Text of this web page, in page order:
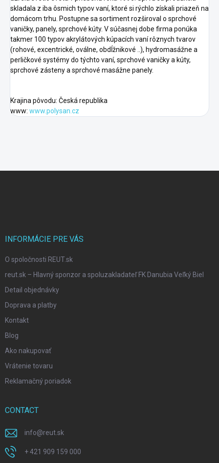
skladala z iba ôsmich typov vaní, ktoré si rýchlo získali priazeň na
domácom trhu. Postupne sa sortiment rozširoval o sprchové
vaničky, panely, sprchové kúty. V súčasnej dobe firma ponúka
takmer 100 typov akrylátových kúpacích vaní rôznych tvarov
(rohové, excentrické, oválne, obdĺžnikové ..), hydromasážne a
perličkové systémy do týchto vaní, sprchové vaničky a kúty,
sprchové zásteny a sprchové masážne panely.
Krajina pôvodu: Česká republika
www: www.polysan.cz
INFORMÁCIE PRE VÁS
O spoločnosti REUT.sk
reut.sk – Hlavný sponzor a spoluzakladateľ FK Danubia Veľký Biel
Detail objednávky
Doprava a platby
Kontakt
Blog
Ako nakupovať
Vrátenie tovaru
Reklamačný poriadok
CONTACT
info@reut.sk
+ 421 909 159 000